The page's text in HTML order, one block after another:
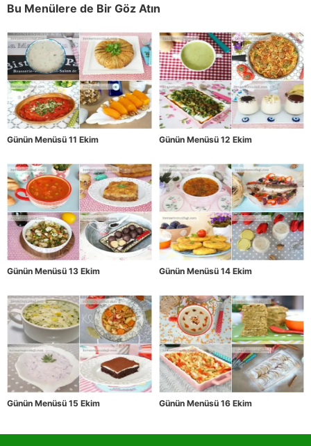
Bu Menülere de Bir Göz Atın
Günün Menüsü 11 Ekim Günün Menüsü 12 Ekim
Günün Menüsü 13 Ekim Günün Menüsü 14 Ekim
Günün Menüsü 15 Ekim Günün Menüsü 16 Ekim